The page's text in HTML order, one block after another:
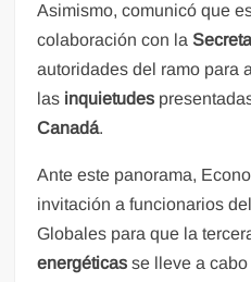
Asimismo, comunicó que
colaboración con la
autoridades del ramo para
las inquietudes
Canadá.
Ante este panorama,
invitación a funcionarios
Globales para que la
energéticas se lleve a